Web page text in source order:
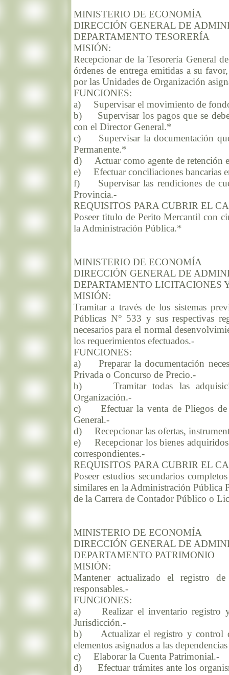
MINISTERIO DE ECONOMÍA
DIRECCIÓN GENERAL DE
DEPARTAMENTO TESORERÍA
MISIÓN:
Recepcionar de la Tesorería General
órdenes de entrega emitidas a su
por las Unidades de Organización
FUNCIONES:
a) Supervisar el movimiento de
b) Supervisar los pagos que se
con el Director General.*
c) Supervisar la documentación
Permanente.*
d) Actuar como agente de retención
e) Efectuar conciliaciones bancarias
f) Supervisar las rendiciones de
Provincia.-
REQUISITOS PARA CUBRIR EL
Poseer titulo de Perito Mercantil con
la Administración Pública.*
MINISTERIO DE ECONOMÍA
DIRECCIÓN GENERAL DE
DEPARTAMENTO LICITACIONES
MISIÓN:
Tramitar a través de los sistemas
Públicas N° 533 y sus respectivas
necesarios para el normal
los requerimientos efectuados.-
FUNCIONES:
a) Preparar la documentación
Privada o Concurso de Precio.-
b) Tramitar todas las
Organización.-
c) Efectuar la venta de Pliegos de
General.-
d) Recepcionar las ofertas,
e) Recepcionar los bienes adquiridos
correspondientes.-
REQUISITOS PARA CUBRIR EL
Poseer estudios secundarios
similares en la Administración Pública
de la Carrera de Contador Público o
MINISTERIO DE ECONOMÍA
DIRECCIÓN GENERAL DE
DEPARTAMENTO PATRIMONIO
MISIÓN:
Mantener actualizado el registro
responsables.-
FUNCIONES:
a) Realizar el inventario registro y
Jurisdicción.-
b) Actualizar el registro y control
elementos asignados a las
c) Elaborar la Cuenta Patrimonial.-
d) Efectuar trámites ante los